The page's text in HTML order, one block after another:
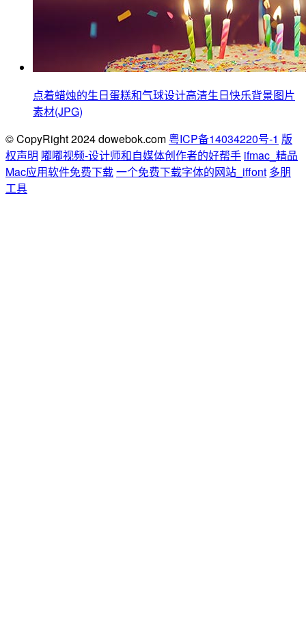
点着蜡烛的生日蛋糕和气球设计高清生日快乐背景图片
素材(JPG)
© CopyRight 2024 dowebok.com 粤ICP备14034220号-1 版
权声明 嘟嘟视频-设计师和自媒体创作者的好帮手 ifmac_精品
Mac应用软件免费下载一个免费下载字体的网站_iffont 多朋
工具